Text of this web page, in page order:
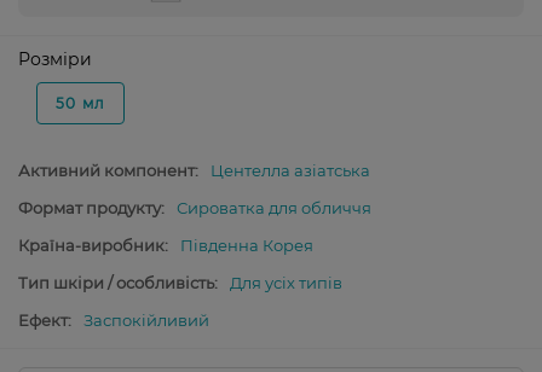
Розміри
50 мл
Активний компонент:
Центелла азіатська
Формат продукту:
Сироватка для обличчя
Країна-виробник:
Південна Корея
Тип шкіри / особливість:
Для усіх типів
Ефект:
Заспокійливий